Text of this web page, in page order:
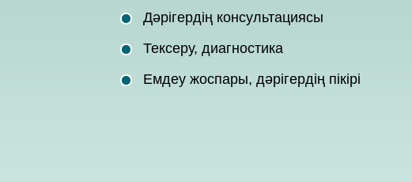
Тексеру, диагностика
Дәрігердің консультациясы
Емдеу жоспары, дәрігердің пікірі